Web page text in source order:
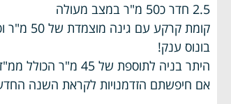
2.5 חדר כ50 מ"ר במצב מעולה
קומת קרקע עם גינה מוצמדת של 50 מ"ר וכניסה נפרדת
בונוס ענק!
היתר בניה לתוספת של 45 מ"ר הכולל ממ"ד
אם חיפשתם הזדמנויות לקראת השנה